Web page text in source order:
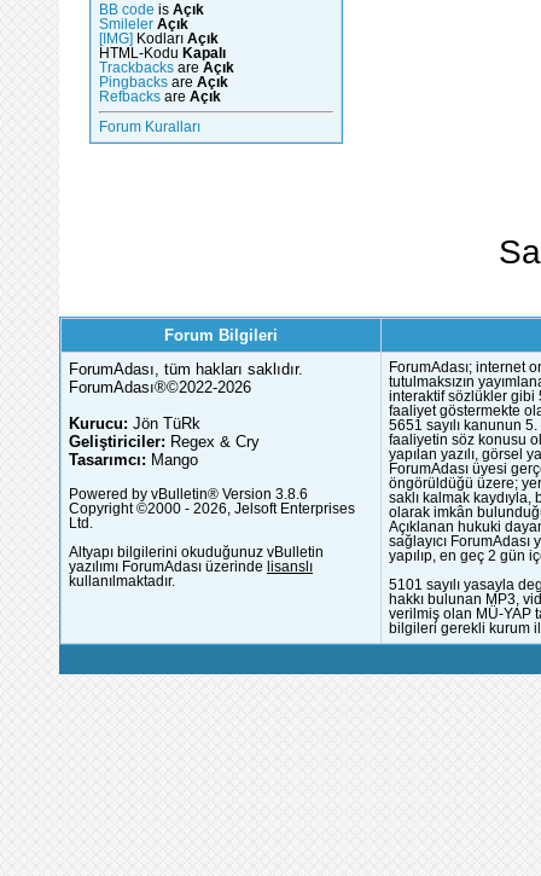
BB code is Açık
Smileler Açık
[IMG] Kodları Açık
HTML-Kodu Kapalı
Trackbacks are Açık
Pingbacks are Açık
Refbacks are Açık
Forum Kuralları
Forum Bilgileri
ForumAdası, tüm hakları saklıdır.
ForumAdası®©2022-2026
Kurucu: Jön TüRk
Geliştiriciler: Regex & Cry
Tasarımcı: Mango
Powered by vBulletin® Version 3.8.6
Copyright ©2000 - 2026, Jelsoft Enterprises
Ltd.
Altyapı bilgilerini okuduğunuz vBulletin
yazılımı ForumAdası üzerinde lisanslı
kullanılmaktadır.
ForumAdası; internet
tutulmaksızın
interaktif sözlükler gibi
faaliyet göstermekte
5651 sayılı kanunun
faaliyetin söz konusu
yapılan yazılı, görsel
ForumAdası üyesi
öngörüldüğü üzere;
saklı kalmak
olarak imkân
Açıklanan hukuki
sağlayıcı
yapılıp, en geç 2 gün
5101 sayılı yasayla
hakkı bulunan MP3,
verilmiş olan MÜ-YAP
bilgileri gerekli kurum